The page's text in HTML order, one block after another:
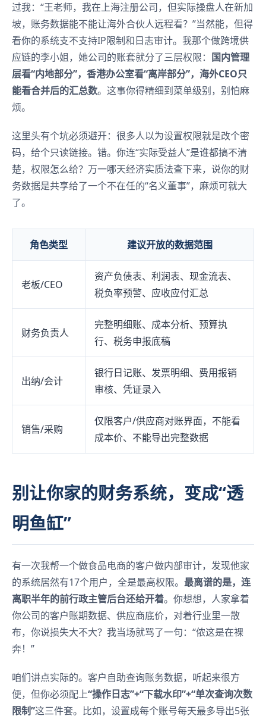
过我：“王老师，我在上海注册公司，但实际操盘人在新加
坡，账务数据能不能让海外合伙人远程看？”当然能，但得
看你的系统支不支持IP限制和日志审计。我那个做跨境供
应链的李小姐，她公司的账套就分了三层权限： 国内管理
层看“内地部分”，香港办公室看“离岸部分”，海外CEO只
能看合并后的汇总数。这事你得精细到菜单级别，别怕麻
烦。
这里头有个坑必须避开：很多人以为设置权限就是改个密
码，给个只读链接。错。你连“实际受益人”是谁都搞不清
楚，权限怎么给？万一哪天经济实质法查下来，说你的财
务数据是共享给了一个不在任的“名义董事”，麻烦可就大
了。
角色类型 建议开放的数据范围
老板/CEO
资产负债表、利润表、现金流表、
税负率预警、应收应付汇总
财务负责人
完整明细账、成本分析、预算执
行、税务申报底稿
出纳/会计
银行日记账、发票明细、费用报销
审核、凭证录入
销售/采购
仅限客户/供应商对账界面，不能看
成本价、不能导出完整数据
别让你家的财务系统，变成“透
明鱼缸”
有一次我帮一个做食品电商的客户做内部审计，发现他家
的系统居然有17个用户，全是最高权限。 最离谱的是，连
离职半年的前行政主管后台还给开着。你想想，人家拿着
你公司的客户账期数据、供应商底价，对着行业里一散
布，你说损失大不大？我当场就骂了一句：“侬这是在裸
奔！”
咱们讲点实际的。客户自助查询账务数据，听起来很方
便，但你必须配上“操作日志”+“下载水印”+“单次查询次数
限制”这三件套。比如，设置成每个账号每天最多导出5张